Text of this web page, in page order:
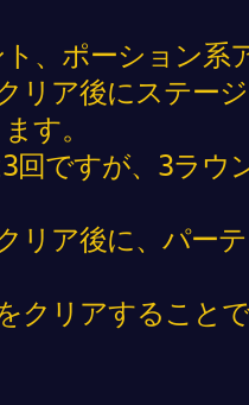
、ポーション系
リア後にステー
す。
回ですが、3ラウ
リア後に、パー
クリアすること